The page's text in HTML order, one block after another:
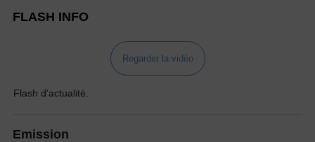
FLASH INFO
Regarder la vidéo
Flash d'actualité.
Emission